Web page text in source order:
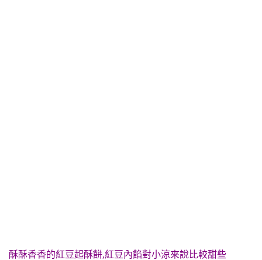
酥酥香香的紅豆起酥餅,紅豆內餡對小涼來說比較甜些